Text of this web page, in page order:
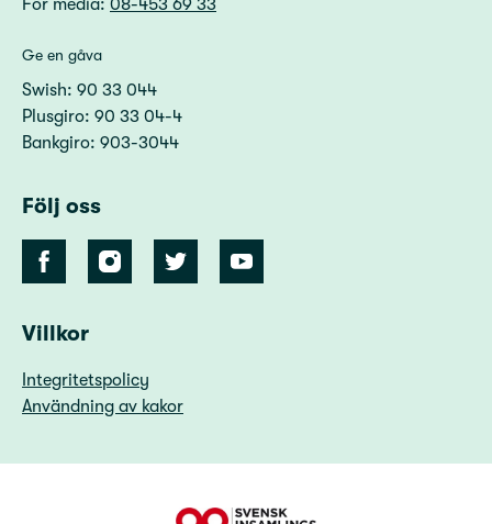
För media: 08-453 69 33
Ge en gåva
Swish: 90 33 044
Plusgiro: 90 33 04-4
Bankgiro: 903-3044
Följ oss
Villkor
Integritetspolicy
Användning av kakor
90 Konto